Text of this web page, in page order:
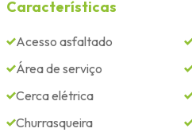
Características
Acesso asfaltado
Área de serviço
Cerca elétrica
Churrasqueira